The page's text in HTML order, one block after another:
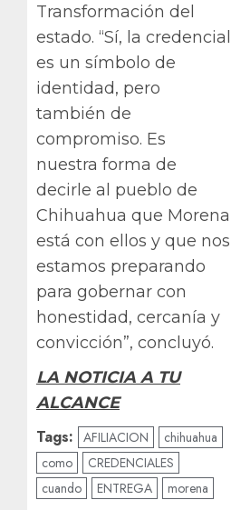
Transformación del
estado. “Sí, la credencial
es un símbolo de
identidad, pero
también de
compromiso. Es
nuestra forma de
decirle al pueblo de
Chihuahua que Morena
está con ellos y que nos
estamos preparando
para gobernar con
honestidad, cercanía y
convicción”, concluyó.
LA NOTICIA A TU
ALCANCE
Tags: AFILIACION
chihuahua
como
CREDENCIALES
cuando
ENTREGA morena